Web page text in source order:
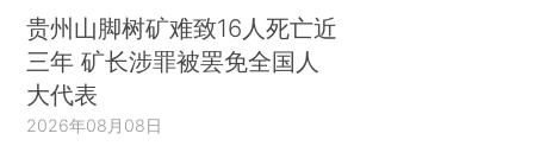
贵州山脚树矿难致16人死亡近
三年 矿长涉罪被罢免全国人
大代表
2026年08月08日